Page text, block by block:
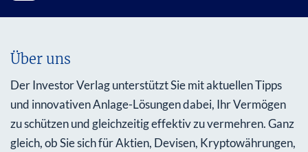
Über uns
Der Investor Verlag unterstützt Sie mit aktuellen Tipps
und innovativen Anlage-Lösungen dabei, Ihr Vermögen
zu schützen und gleichzeitig effektiv zu vermehren. Ganz
gleich, ob Sie sich für Aktien, Devisen, Kryptowährungen,